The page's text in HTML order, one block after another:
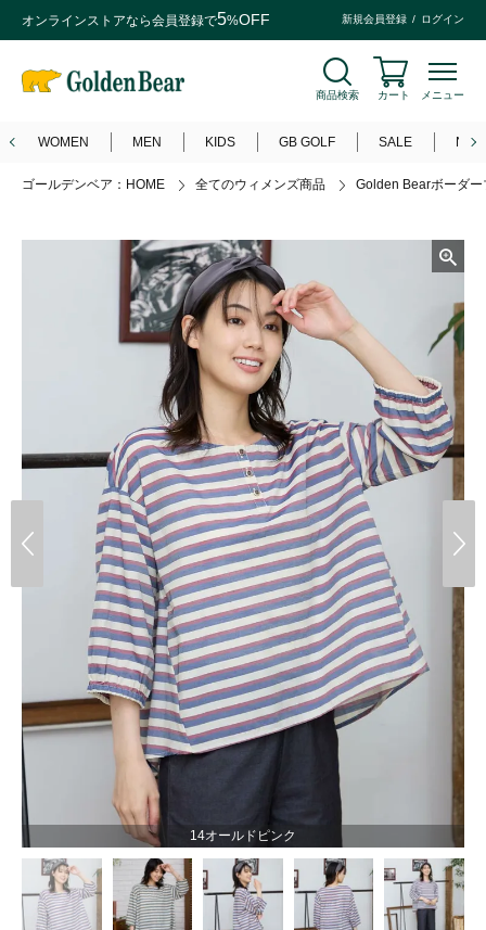
オンラインストアなら会員登録で5%OFF 新規会員登録 ログイン
商品検索 カート メニュー
WOMEN MEN KIDS GB GOLF SALE
ゴールデンベア：HOME 全てのウィメンズ商品 Golden Bearボーダー
14オールドピンク